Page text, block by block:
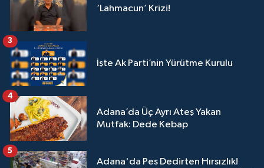
‘Lahmacun’ Krizi!
İşte Ak Parti’nin Yürütme Kurulu
3
Adana’da Üç Ayrı Ateş Yakan
Mutfak: Dede Kebap
4
Adana'da Pes Dedirten Hırsızlık!
5